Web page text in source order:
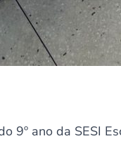
9º ano da SESI